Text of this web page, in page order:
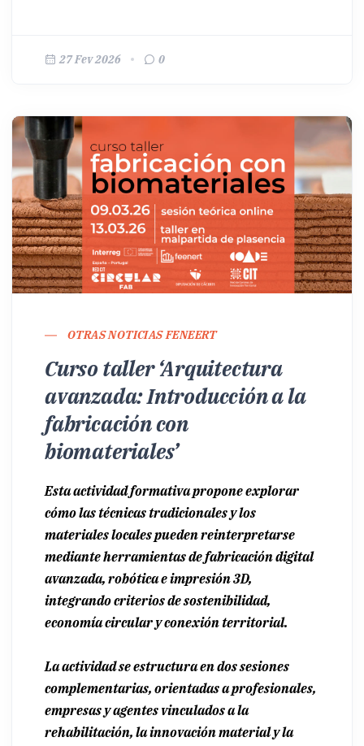
27 Fev 2026 0
OTRAS NOTICIAS FENEERT
Curso taller ‘Arquitectura
avanzada: Introducción a la
fabricación con
biomateriales’
Esta actividad formativa propone explorar
cómo las técnicas tradicionales y los
materiales locales pueden reinterpretarse
mediante herramientas defabricación digital
avanzada, robótica e impresión 3D,
integrando criterios de sostenibilidad,
economía circular y conexión territorial.
La actividad se estructura en dos sesiones
complementarias, orientadas a profesionales,
empresas y agentes vinculados a la
rehabilitación, la innovación material y la